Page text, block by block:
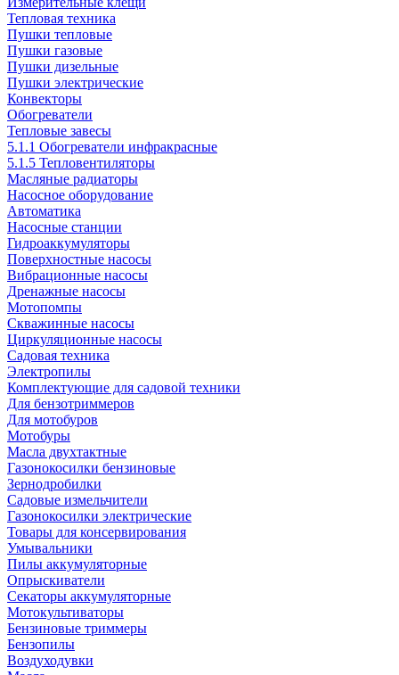
Тепловая техника
Пушки тепловые
Пушки газовые
Пушки дизельные
Пушки электрические
Конвекторы
Обогреватели
Тепловые завесы
5.1.1 Обогреватели инфракрасные
5.1.5 Тепловентиляторы
Масляные радиаторы
Насосное оборудование
Автоматика
Насосные станции
Гидроаккумуляторы
Поверхностные насосы
Вибрационные насосы
Дренажные насосы
Мотопомпы
Скважинные насосы
Циркуляционные насосы
Садовая техника
Электропилы
Комплектующие для садовой техники
Для бензотриммеров
Для мотобуров
Мотобуры
Масла двухтактные
Газонокосилки бензиновые
Зернодробилки
Садовые измельчители
Газонокосилки электрические
Товары для консервирования
Умывальники
Пилы аккумуляторные
Опрыскиватели
Секаторы аккумуляторные
Мотокультиваторы
Бензиновые триммеры
Бензопилы
Воздуходувки